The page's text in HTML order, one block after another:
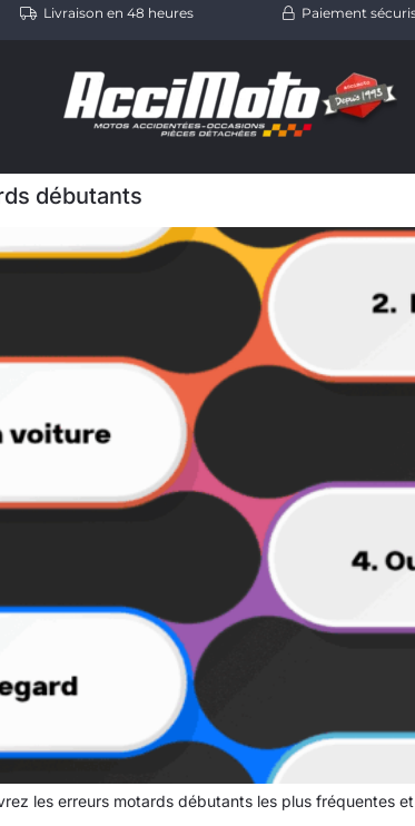
Livraison en 48 heures Paiement
débutants
les erreurs motards débutants les plus fréquentes